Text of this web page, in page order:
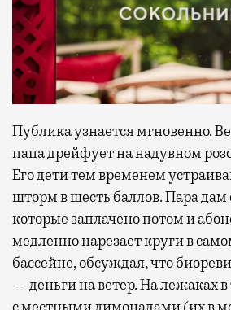
Публика узнается мгновенно.
папа дрейфует на надувном
Его дети тем временем
шторм в шесть баллов. Пара дам
которые заплачено потом и
медленно нарезает круги в
бассейне, обсуждая, что
— деньги на ветер. На лежаках
с местными лимонадами (их в